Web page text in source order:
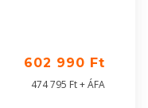
602 990 Ft
474 795 Ft + ÁFA